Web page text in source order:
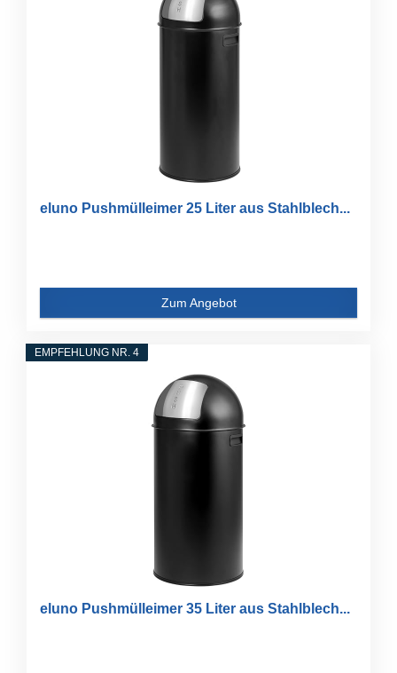
eluno Pushmülleimer 25 Liter aus Stahlblech...
Zum Angebot
EMPFEHLUNG NR. 4
eluno Pushmülleimer 35 Liter aus Stahlblech...